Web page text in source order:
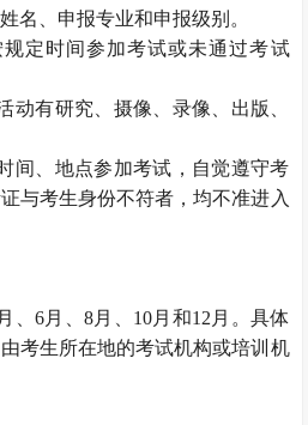
名、申报专业和申报级别。
定时间参加考试或未通过考试
动有研究、摄像、录像、出版、
间、地点参加考试，自觉遵守考
与考生身份不符者，均不准进入
、6月、8月、10月和12月。具体
考生所在地的考试机构或培训机